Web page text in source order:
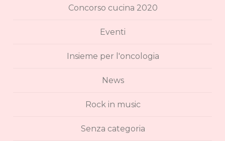
Concorso cucina 2020
Eventi
Insieme per l'oncologia
News
Rock in music
Senza categoria